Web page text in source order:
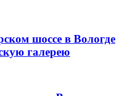
шоссе в Вологде
галерею